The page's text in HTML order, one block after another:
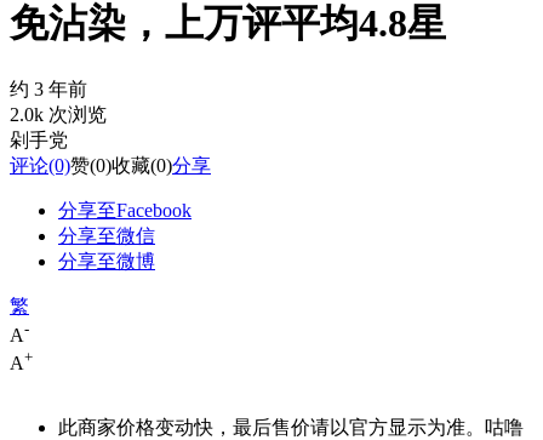
免沾染，上万评平均4.8星
约 3 年前
2.0k 次浏览
剁手党
评论(0)赞(0)收藏(0)分享
分享至Facebook
分享至微信
分享至微博
繁
A-
A+
此商家价格变动快，最后售价请以官方显示为准。咕噜